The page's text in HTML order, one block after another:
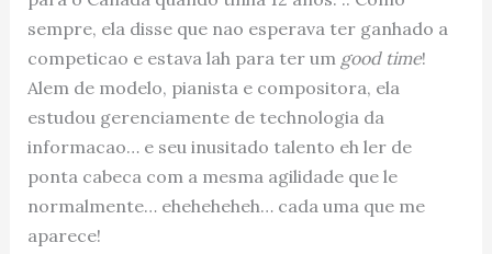
sempre, ela disse que nao esperava ter ganhado a
competicao e estava lah para ter um good time!
Alem de modelo, pianista e compositora, ela
estudou gerenciamente de technologia da
informacao… e seu inusitado talento eh ler de
ponta cabeca com a mesma agilidade que le
normalmente… eheheheheh… cada uma que me
aparece!